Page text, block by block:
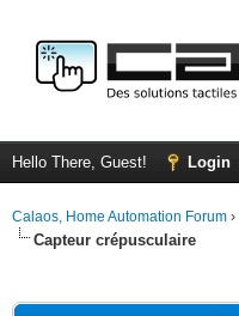
Hello There, Guest! Login
Calaos, Home Automation Forum ›
Capteur crépusculaire